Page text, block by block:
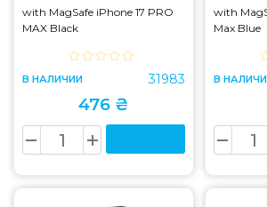
with MagSafe iPhone 17 PRO
MAX Black
В НАЛИЧИИ 31983
476 ₴
with
Max Blue
В